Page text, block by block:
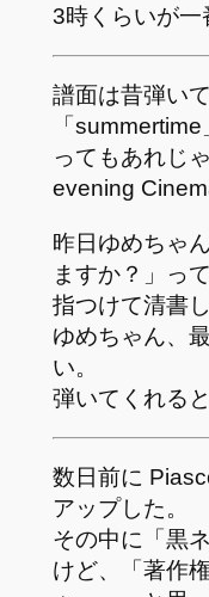
3時くらいが一
譜面は昔弾い
「summertime
ってもあれじ
evening
昨日ゆめちゃ
ますか？」っ
指つけて清書し
ゆめちゃん、
い。
弾いてくれる
数日前に
アップした。
その中に「黒
けど、「著作